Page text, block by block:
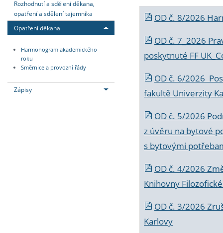
Rozhodnutí a sdělení děkana,
opatření a sdělení tajemníka
Opatření děkana
Harmonogram akademického
roku
Směrnice a provozní řády
Zápisy
OD č. 8/2026
OD č. 7_2026
poskytnuté FF
OD č. 6/2026
fakultě Univerzity
OD č. 5/2026
z úvěru na bytové
s bytovými
OD č. 4/2026
Knihovny
OD č. 3/2026
Karlovy